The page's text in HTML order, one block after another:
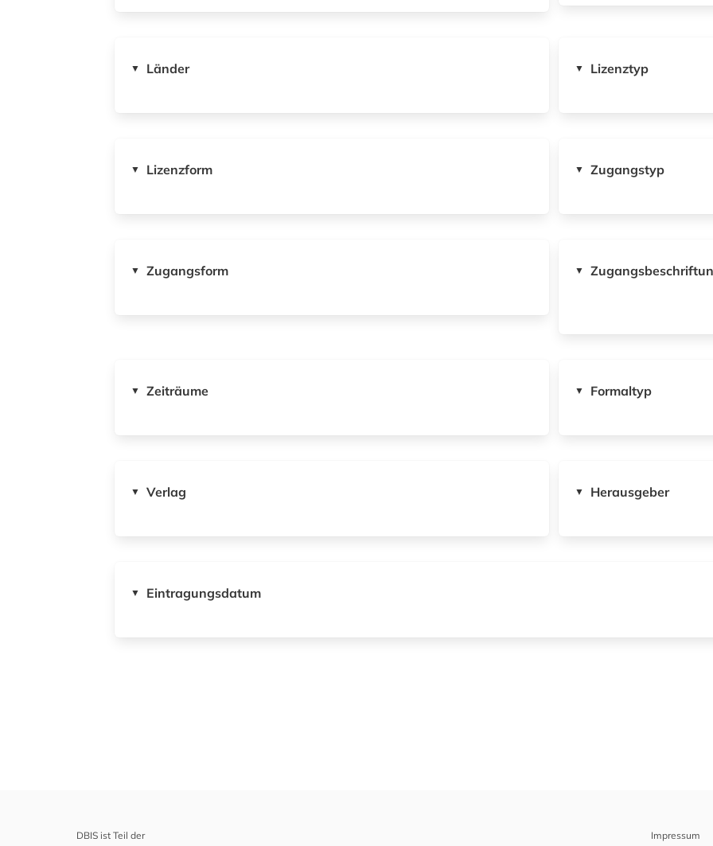
▼ Länder ▼ Lizenztyp
▼ Lizenzform ▼ Zugangstyp
▼ Zugangsform ▼
▼ Zeiträume ▼ Formaltyp
▼ Verlag ▼ Herausgeber
▼ Eintragungsdatum
DBIS ist Teil der Impressum